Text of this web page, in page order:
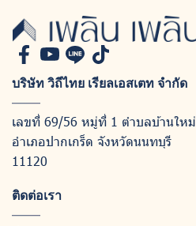
บริษัท วิถีไทย เรียลเอสเตท จำกัด
เลขที่ 69/56 หมู่ที่ 1 ตำบลบ้านใหม่
อำเภอปากเกร็ด จังหวัดนนทบุรี
11120
ติดต่อเรา